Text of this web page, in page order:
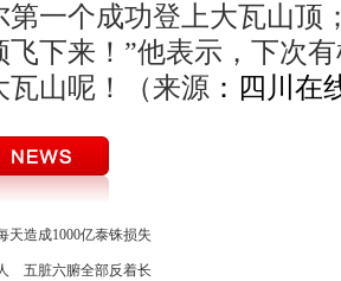
第一个成功登上大瓦山顶
飞下来！”他表示，下次
瓦山呢！（来源 ：四川在
天造成1000亿泰铢损失
五脏六腑全部反着长